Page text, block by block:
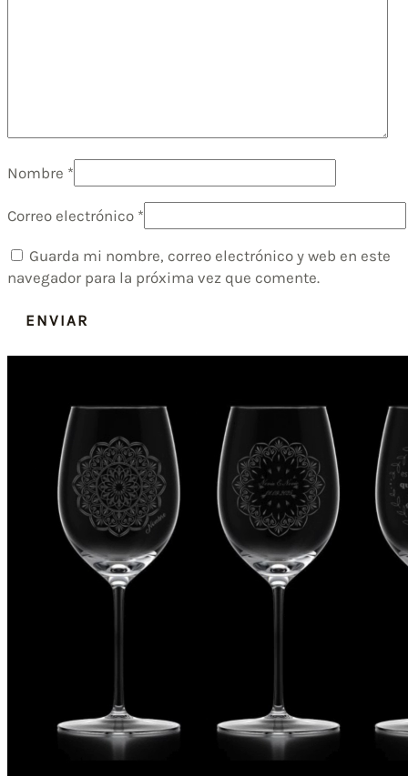
Nombre *
Correo electrónico *
Guarda mi nombre, correo electrónico y web en este
navegador para la próxima vez que comente.